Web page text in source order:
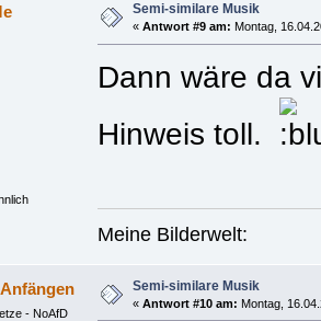
Semi-similare Musik
«Antwort #9 am: Montag,
Dann wäre da
Hinweis toll.
Meine Bilderwelt:
- NoAfD
Semi-similare Musik
«Antwort #10 am: Montag,